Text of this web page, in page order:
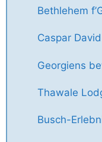
Bethlehem
Caspar
Georgiens
Thawale
Busch-